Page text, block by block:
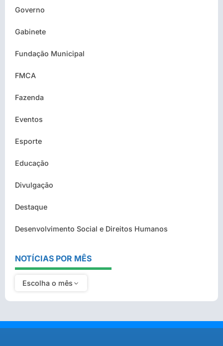
Governo
Gabinete
Fundação Municipal
FMCA
Fazenda
Eventos
Esporte
Educação
Divulgação
Destaque
Desenvolvimento Social e Direitos Humanos
NOTÍCIAS POR MÊS
Escolha o mês